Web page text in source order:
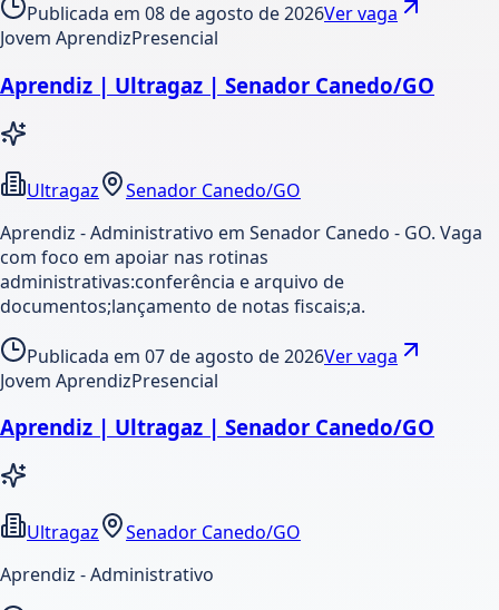
Publicada em 08 de agosto de 2026Ver vaga
Jovem AprendizPresencial
Aprendiz | Ultragaz | Senador Canedo/GO
Ultragaz
Senador Canedo/GO
Aprendiz - Administrativo em Senador Canedo - GO. Vaga
com foco em apoiar nas rotinas
administrativas:conferência e arquivo de
documentos;lançamento de notas fiscais;a.
Publicada em 07 de agosto de 2026Ver vaga
Jovem AprendizPresencial
Aprendiz | Ultragaz | Senador Canedo/GO
Ultragaz
Senador Canedo/GO
Aprendiz - Administrativo